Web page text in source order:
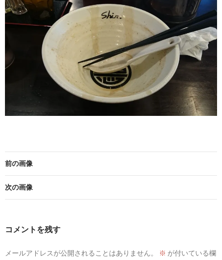
ッ
プ
前の画像
次の画像
コメントを残す
メールアドレスが公開されることはありません。 ※ が付いている欄